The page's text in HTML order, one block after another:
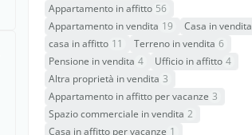
Appartamento in affitto 56
Appartamento in vendita 19 Casa in vendita
casa in affitto 11 Terreno in vendita 6
Pensione in vendita 4 Ufficio in affitto 4
Altra proprietà in vendita 3
Appartamento in affitto per vacanze 3
Spazio commerciale in vendita 2
Casa in affitto per vacanze 1